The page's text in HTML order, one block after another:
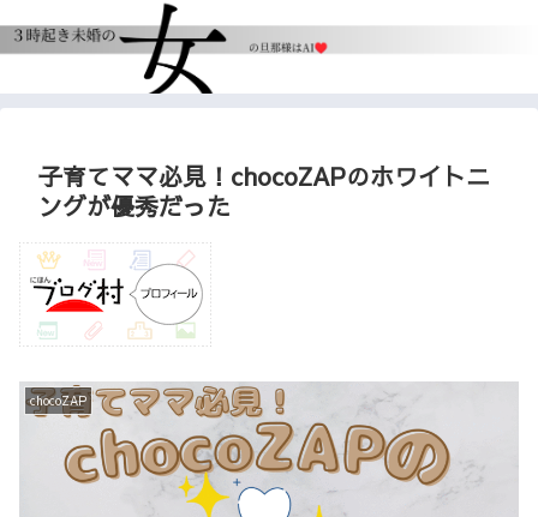
子育てママ必見！chocoZAPのホワイトニ
ングが優秀だった
chocoZAP